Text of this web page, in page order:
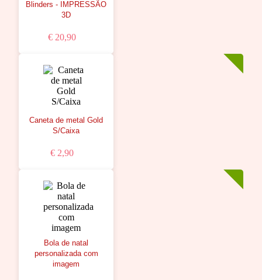
Blinders - IMPRESSÃO
3D
€ 20,90
Caneta de metal Gold
S/Caixa
€ 2,90
Bola de natal
personalizada com
imagem